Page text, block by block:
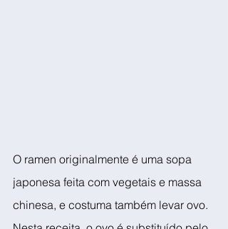
O ramen originalmente é uma sopa
japonesa feita com vegetais e massa
chinesa, e costuma também levar ovo.